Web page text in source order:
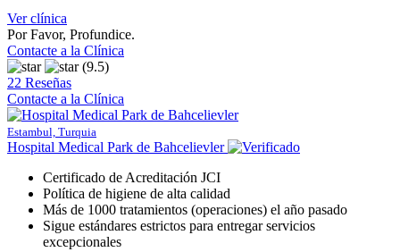
Ver clínica
Por Favor, Profundice.
Contacte a la Clínica
(9.5)
22 Reseñas
Contacte a la Clínica
Estambul, Turquia
Hospital Medical Park de Bahcelievler
Certificado de Acreditación JCI
Política de higiene de alta calidad
Más de 1000 tratamientos (operaciones) el año pasado
Sigue estándares estrictos para entregar servicios
excepcionales